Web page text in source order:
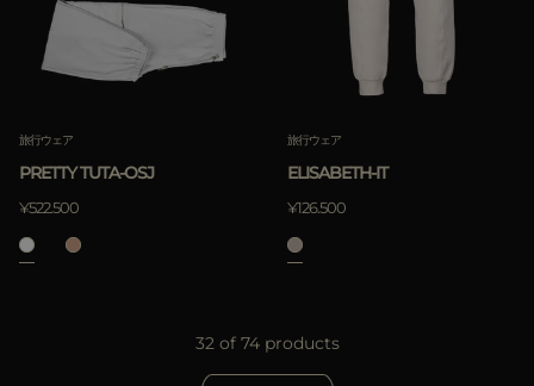
旅行ウェア
PRETTY TUTA-OSJ
¥522.500
旅行ウェア
ELISABETH-IT
¥126.500
32 of 74 products